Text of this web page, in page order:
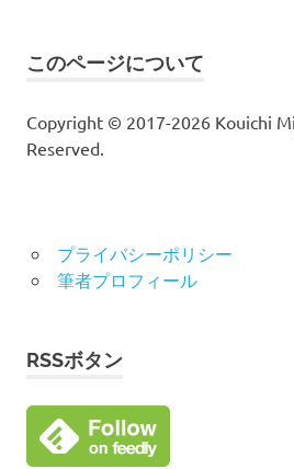
このページについて
Copyright © 2017-2026 Kouichi
Reserved.
プライバシーポリシー
筆者プロフィール
RSSボタン